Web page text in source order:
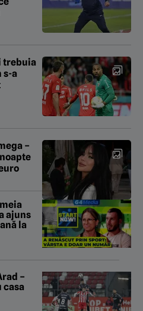
trebuia
s-a
–
ajuns
la
–
casa